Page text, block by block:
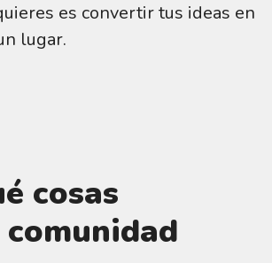
es convertir tus ideas en
lugar.
cosas